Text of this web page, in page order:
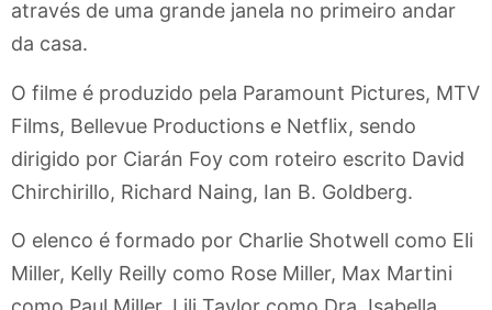
através de uma grande janela no primeiro andar
da casa.
O filme é produzido pela Paramount Pictures, MTV
Films, Bellevue Productions e Netflix, sendo
dirigido por Ciarán Foy com roteiro escrito David
Chirchirillo, Richard Naing, Ian B. Goldberg.
O elenco é formado por Charlie Shotwell como Eli
Miller, Kelly Reilly como Rose Miller, Max Martini